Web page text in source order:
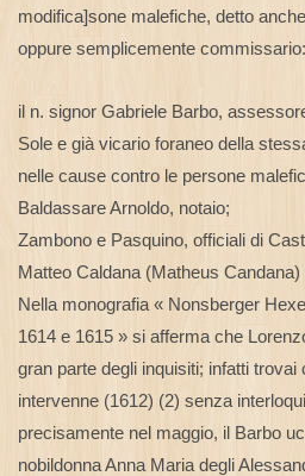
modifica]sone malefiche, detto
oppure semplicemente commissario:
il n. signor Gabriele Barbo,
Sole e già vicario foraneo della
nelle cause contro le persone
Baldassare Arnoldo, notaio;
Zambono e Pasquino, officiali di
Matteo Caldana (Matheus
Nella monografia « Nonsberger
1614 e 1615 » si afferma che
gran parte degli inquisiti; infatti
intervenne (1612) (2) senza
precisamente nel maggio, il Barbo
nobildonna Anna Maria degli